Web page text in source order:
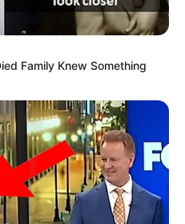
You? Think Again
Family Knew Something